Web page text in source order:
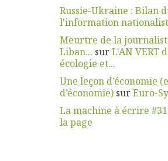
Russie-Ukraine : Bilan
l'information
Meurtre de la
Liban... surL'AN VERT
écologie et...
Une leçon d’économie
d’économie)surEuro-
La machine à écrire #31
la page